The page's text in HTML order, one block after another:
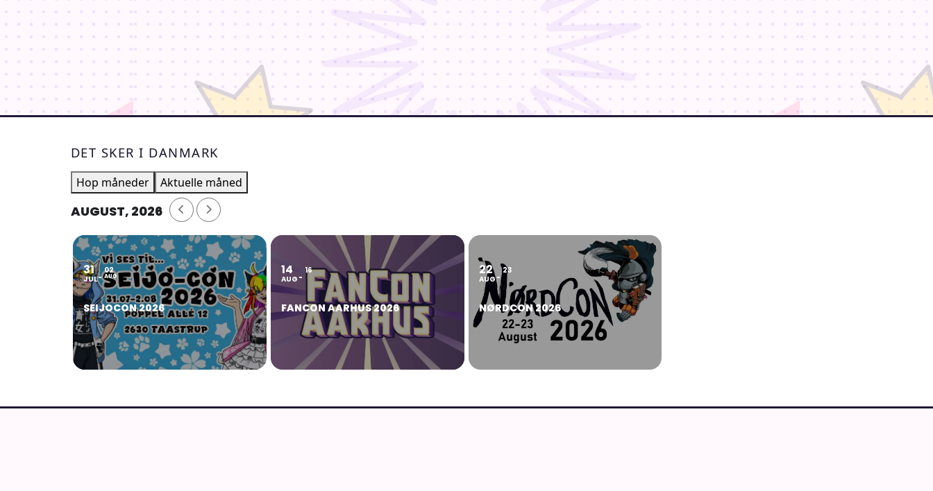
DET SKER I DANMARK
Hop måneder Aktuelle måned
AUGUST, 2026
31
JUL
02
AUG
SEIJOCON 2026
14
AUG
16
FANCON AARHUS 2026
22
AUG
23
NØRDCON 2026